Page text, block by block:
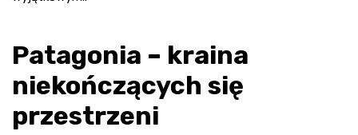
Patagonia – kraina
niekończących się
przestrzeni